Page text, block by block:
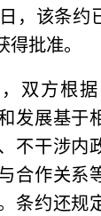
，该条约
得批准。
双方根
发展基于
不干涉内
合作关系
条约还规